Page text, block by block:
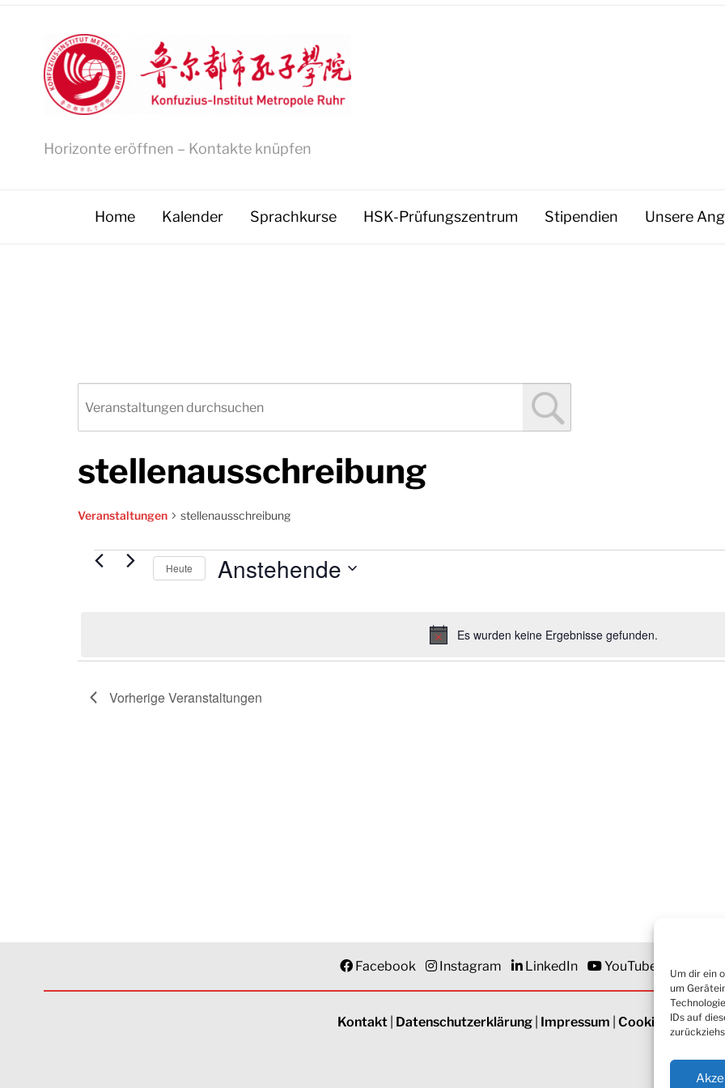
Um dir ein
um
IDs auf
Horizonte eröffnen – Kontakte knüpfen
Home Kalender Sprachkurse HSK-Prüfungszentrum Stipendien Unsere
stellenausschreibung
Veranstaltungen stellenausschreibung
Veranstaltungen
Hinweis
Es wurden keine Ergebnisse gefunden.
Heute Anstehende
VorherigeVeranstaltungen
Facebook Instagram LinkedIn YouTube
Kontakt| Datenschutzerklärung| Impressum Cookie-Richtlinie